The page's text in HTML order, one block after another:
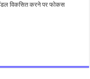
विकसित करने पर फोकस